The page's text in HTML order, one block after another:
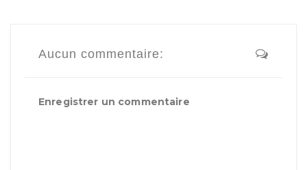
Aucun commentaire:
Enregistrer un commentaire